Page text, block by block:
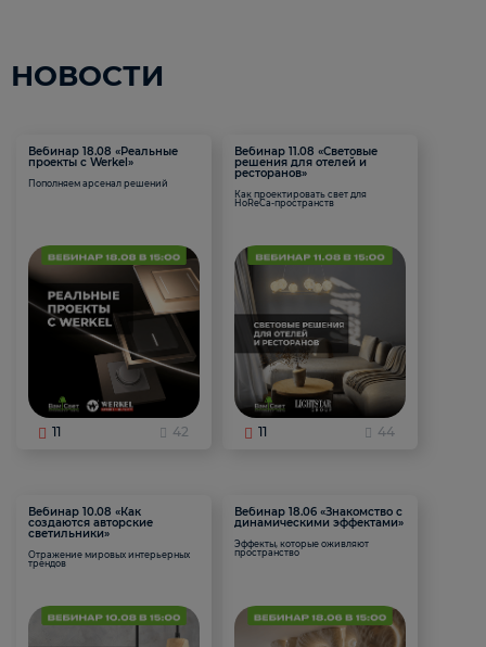
НОВОСТИ
Вебинар 18.08 «Реальные
проекты с Werkel»
Пополняем арсенал решений
11 42
Вебинар 11.08 «Световые
решения для отелей и
ресторанов»
Как проектировать свет для
HoReCa-пространств
11 44
Вебинар 10.08 «Как
создаются авторские
светильники»
Отражение мировых интерьерных
трендов
Вебинар 18.06 «Знакомство с
динамическими эффектами»
Эффекты, которые оживляют
пространство